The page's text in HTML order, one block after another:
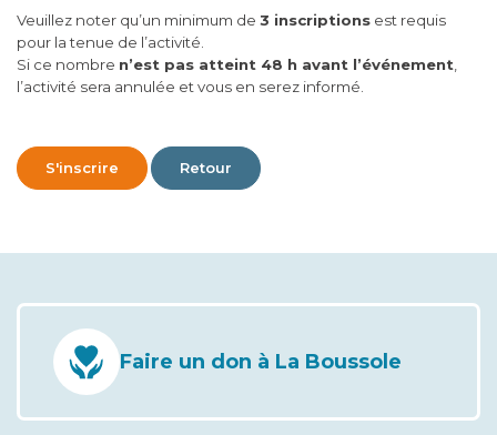
Veuillez noter qu’un minimum de 3 inscriptions est requis
pour la tenue de l’activité.
Si ce nombre n’est pas atteint 48 h avant l’événement,
l’activité sera annulée et vous en serez informé.
S'inscrire Retour
Faire un don à La Boussole